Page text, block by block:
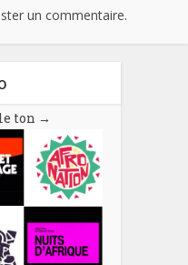
un commentaire.
ton →